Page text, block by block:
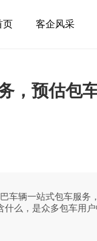
页 客企风采
，预估包
车辆一站式包车服
么，是众多包车用